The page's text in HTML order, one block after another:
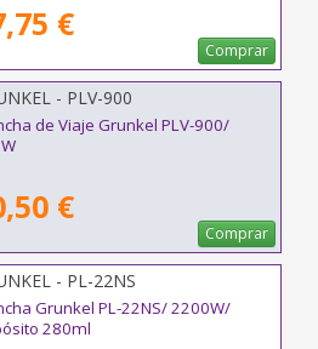
€
Comprar
- PLV-900
de Viaje Grunkel PLV-900/
€
Comprar
- PL-22NS
Grunkel PL-22NS/ 2200W/
280ml